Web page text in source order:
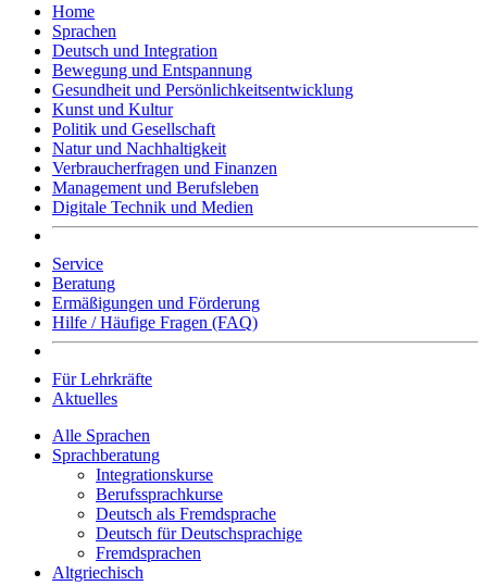
Home
Sprachen
Deutsch und Integration
Bewegung und Entspannung
Gesundheit und Persönlichkeitsentwicklung
Kunst und Kultur
Politik und Gesellschaft
Natur und Nachhaltigkeit
Verbraucherfragen und Finanzen
Management und Berufsleben
Digitale Technik und Medien
Service
Beratung
Ermäßigungen und Förderung
Hilfe / Häufige Fragen (FAQ)
Für Lehrkräfte
Aktuelles
Alle Sprachen
Sprachberatung
Integrationskurse
Berufssprachkurse
Deutsch als Fremdsprache
Deutsch für Deutschsprachige
Fremdsprachen
Altgriechisch